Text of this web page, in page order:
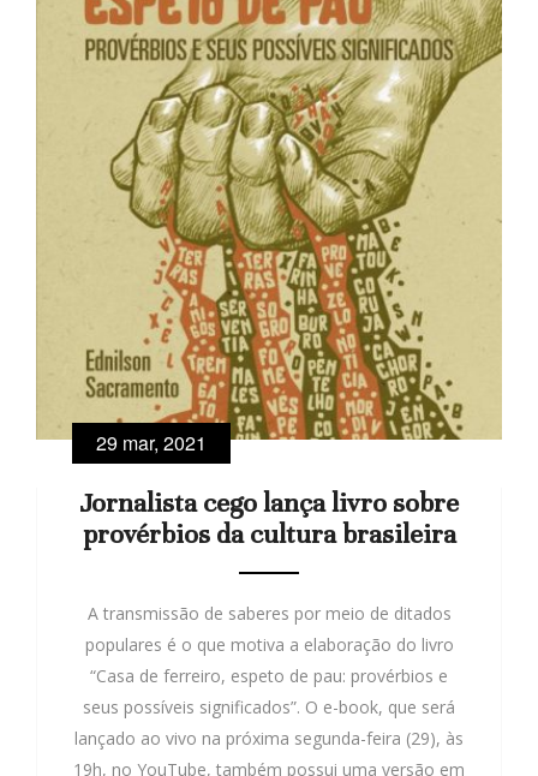
29 mar, 2021
Jornalista cego lança livro sobre
provérbios da cultura brasileira
A transmissão de saberes por meio de ditados
populares é o que motiva a elaboração do livro
“Casa de ferreiro, espeto de pau: provérbios e
seus possíveis significados”. O e-book, que será
lançado ao vivo na próxima segunda-feira (29), às
19h, no YouTube, também possui uma versão em